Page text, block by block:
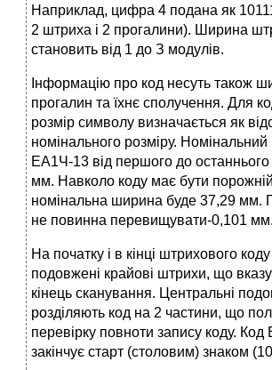
Наприклад, цифра 4 подана як
2 штриха і 2 прогалини). Ширина
становить від 1 до З модулів.
Інформацію про код несуть також
прогалин та їхнє сполучення. Для
розмір символу визначається як
номінального розміру.
ЕА1Ч-13 від першого до
мм. Навколо коду має бути порожній
номінальна ширина буде 37,29 мм.
не повинна перевищувати-0,101 мм.
На початку і в кінці штрихового
подовжені крайові штрихи, що
кінець сканування. Центральні
розділяють код на 2 частини, що
перевірку повноти запису коду. Код
закінчує старт (столовим) знаком